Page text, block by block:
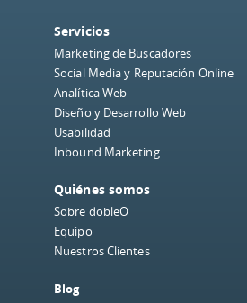
Servicios
Marketing de Buscadores
Social Media y Reputación Online
Analítica Web
Diseño y Desarrollo Web
Usabilidad
Inbound Marketing
Quiénes somos
Sobre dobleO
Equipo
Nuestros Clientes
Blog